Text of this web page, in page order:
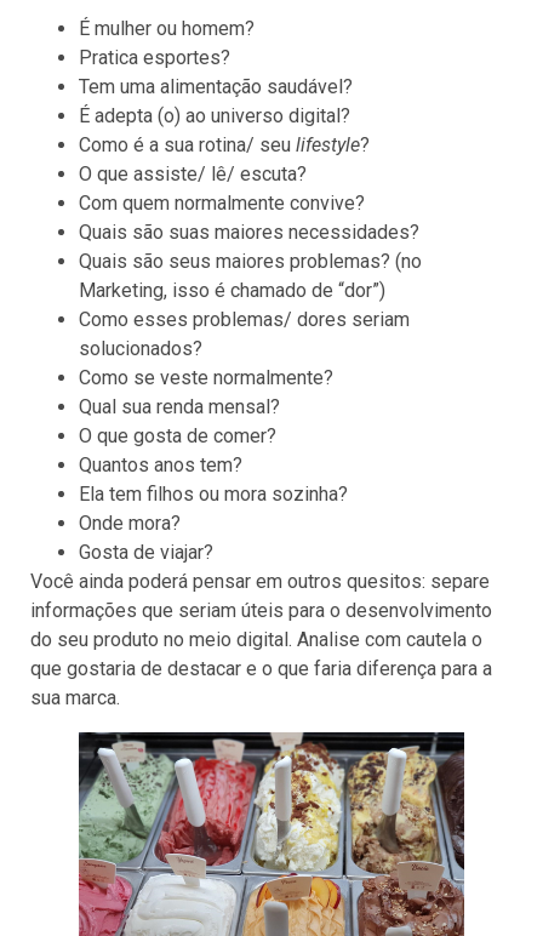
É mulher ou homem?
Pratica esportes?
Tem uma alimentação saudável?
É adepta (o) ao universo digital?
Como é a sua rotina/ seu lifestyle?
O que assiste/ lê/ escuta?
Com quem normalmente convive?
Quais são suas maiores necessidades?
Quais são seus maiores problemas? (no
Marketing, isso é chamado de “dor”)
Como esses problemas/ dores seriam
solucionados?
Como se veste normalmente?
Qual sua renda mensal?
O que gosta de comer?
Quantos anos tem?
Ela tem filhos ou mora sozinha?
Onde mora?
Gosta de viajar?
Você ainda poderá pensar em outros quesitos: separe
informações que seriam úteis para o desenvolvimento
do seu produto no meio digital. Analise com cautela o
que gostaria de destacar e o que faria diferença para a
sua marca.